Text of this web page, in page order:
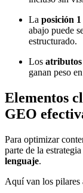
La posición
abajo puede
estructurado.
Los
ganan peso
Elementos
GEO
Para optimizar
parte de la
lenguaje.
Aquí van los pilares